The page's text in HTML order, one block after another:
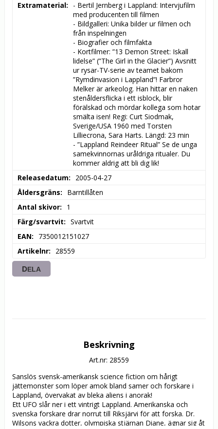
Extramaterial
- Bertil Jernberg i Lappland: Intervjufilm
med producenten till filmen
- Bildgalleri: Unika bilder ur filmen och
från inspelningen
- Biografier och filmfakta
- Kortfilmer: ”13 Demon Street: Iskall
lidelse” (”The Girl in the Glacier”) Avsnitt
ur rysar-TV-serie av teamet bakom
”Rymdinvasion i Lappland”! Farbror
Melker är arkeolog. Han hittar en naken
stenåldersflicka i ett isblock, blir
förälskad och mördar kollega som hotar
smälta isen! Regi: Curt Siodmak,
Sverige/USA 1960 med Torsten
Lilliecrona, Sara Harts. Längd: 23 min
- ”Lappland Reindeer Ritual” Se de unga
samekvinnornas uråldriga ritualer. Du
kommer aldrig att bli dig lik!
Releasedatum
2005-04-27
Åldersgräns
Barntillåten
Antal skivor
1
Färg/svartvit
Svartvit
EAN
7350012151027
Artikelnr
28559
DELA
Beskrivning
Art.nr: 28559
Sanslös svensk-amerikansk science fiction om hårigt
jättemonster som löper amok bland samer och forskare i
Lappland, övervakat av bleka aliens i anorak!
Ett UFO slår ner i ett vintrigt Lappland. Amerikanska och
svenska forskare drar norrut till Riksjärvi för att forska. Dr.
Wilsons vackra dotter, olympiska stjärnan Diane, ägnar sig åt